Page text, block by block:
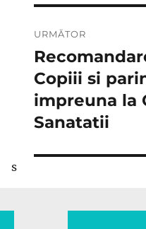
URMĂTOR
Articolul
următor:
Copiii si
impreuna la
Sanatatii
s